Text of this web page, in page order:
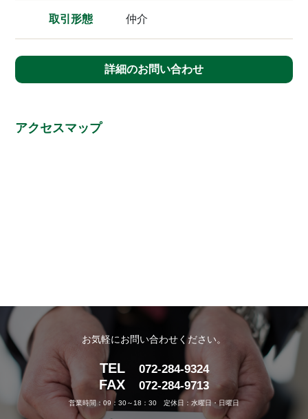
取引形態 仲介
詳細のお問い合わせ
アクセスマップ
お気軽にお問い合わせください。
TEL 072-284-9324
FAX 072-284-9713
営業時間：09：30～18：30 定休日：水曜日・日曜日